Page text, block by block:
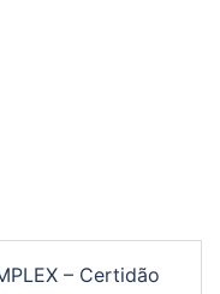
– Certidão